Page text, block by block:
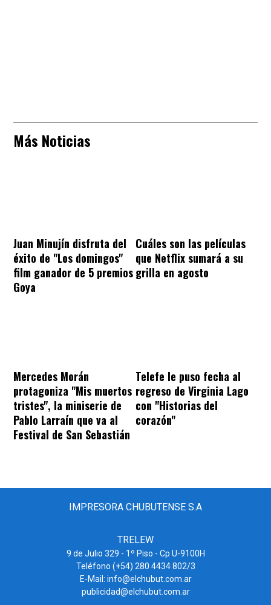
Más Noticias
Juan Minujín disfruta del
éxito de "Los domingos"
film ganador de 5 premios
Goya
Cuáles son las películas
que Netflix sumará a su
grilla en agosto
Mercedes Morán
protagoniza "Mis muertos
tristes", la miniserie de
Pablo Larraín que va al
Festival de San Sebastián
Telefe le puso fecha al
regreso de Virginia Lago
con "Historias del
corazón"
IMPRESORA CHUBUTENSE S.A
TRELEW
9 de Julio 329 - 1º Piso - Cp U-9100H
Teléfono (+54) 280 4434 802/3
E-Mail: info@elchubut.com.ar
publicidad@elchubut.com.ar